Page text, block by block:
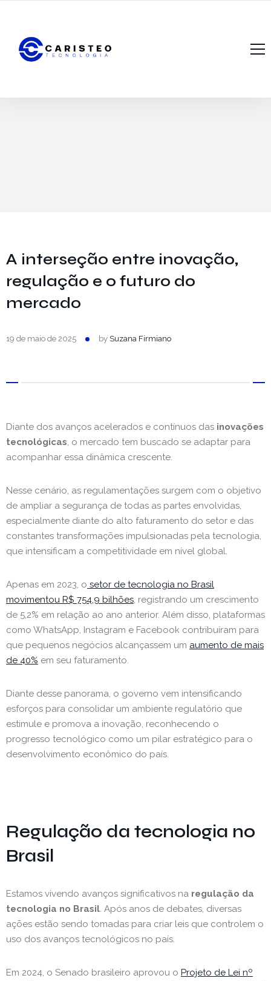
A Caristeo Tecnologia
A interseção entre inovação,
regulação e o futuro do
mercado
19 de maio de 2025 by Suzana Firmiano
Diante dos avanços acelerados e contínuos das inovações
tecnológicas, o mercado tem buscado se adaptar para
acompanhar essa dinâmica crescente.
Nesse cenário, as regulamentações surgem com o objetivo
de ampliar a segurança de todas as partes envolvidas,
especialmente diante do alto faturamento do setor e das
constantes transformações impulsionadas pela tecnologia,
que intensificam a competitividade em nível global.
Apenas em 2023, o setor de tecnologia no Brasil
movimentou R$ 754,9 bilhões, registrando um crescimento
de 5,2% em relação ao ano anterior. Além disso, plataformas
como WhatsApp, Instagram e Facebook contribuíram para
que pequenos negócios alcançassem um aumento de mais
de 40% em seu faturamento.
Diante desse panorama, o governo vem intensificando
esforços para consolidar um ambiente regulatório que
estimule e promova a inovação, reconhecendo o
progresso tecnológico como um pilar estratégico para o
desenvolvimento econômico do país.
Regulação da tecnologia no
Brasil
Estamos vivendo avanços significativos na regulação da
tecnologia no Brasil. Após anos de debates, diversas
ações estão sendo tomadas para criar leis que controlem o
uso dos avanços tecnológicos no país.
Em 2024, o Senado brasileiro aprovou o Projeto de Lei nº